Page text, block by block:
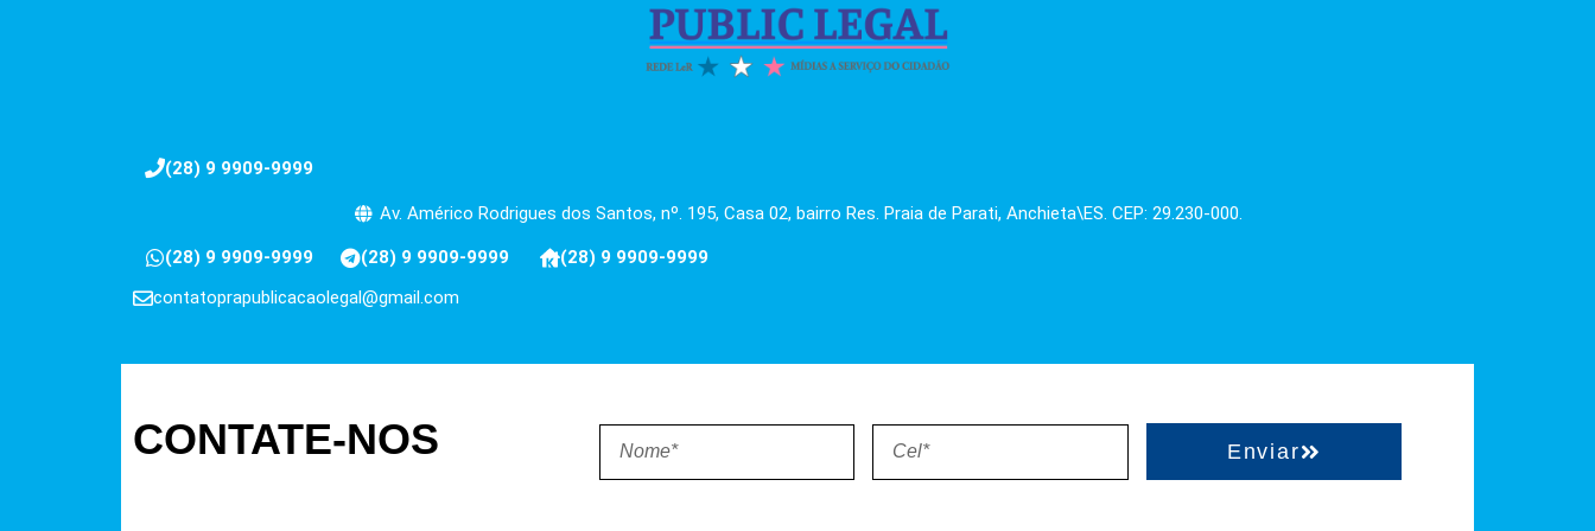
(28) 9 9909-9999
Av. Américo Rodrigues dos Santos, nº. 195, Casa 02, bairro Res. Praia de Parati, Anchieta\ES. CEP: 29.230-000.
(28) 9 9909-9999 (28) 9 9909-9999
(28) 9 9909-9999
contatoprapublicacaolegal@gmail.com
CONTATE-NOS Enviar